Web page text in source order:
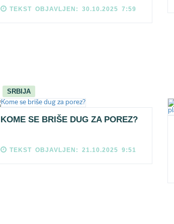
TEKST OBJAVLJEN: 30.10.2025 7:59
SRBIJA
KOME SE BRIŠE DUG ZA POREZ?
TEKST OBJAVLJEN: 21.10.2025 9:51